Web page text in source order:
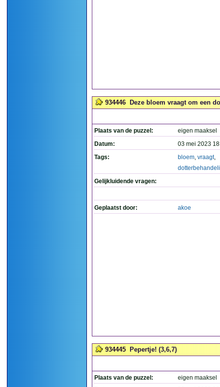
934446 Deze bloem vraagt om een
Plaats van de puzzel:
eigen maaksel
Datum:
03 mei 2023
Tags:
bloem, vraagt,
Gelijkluidende vragen:
Geplaatst door: akoe
934445 Pepertje! (3,6,7)
Plaats van de puzzel:
eigen maaksel